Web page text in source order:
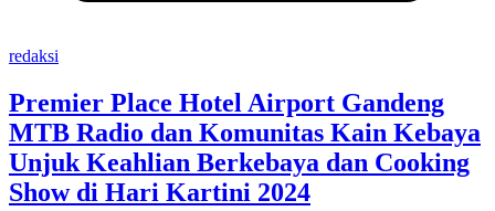
redaksi
Premier Place Hotel Airport Gandeng
MTB Radio dan Komunitas Kain Kebaya
Unjuk Keahlian Berkebaya dan Cooking
Show di Hari Kartini 2024